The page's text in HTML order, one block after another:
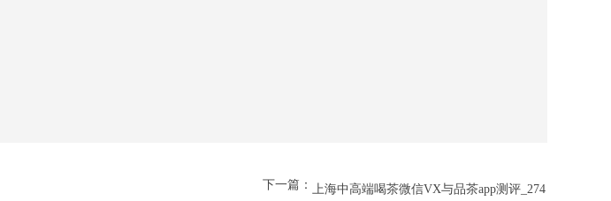
下一篇： 上海中高端喝茶微信VX与品茶app测评_274